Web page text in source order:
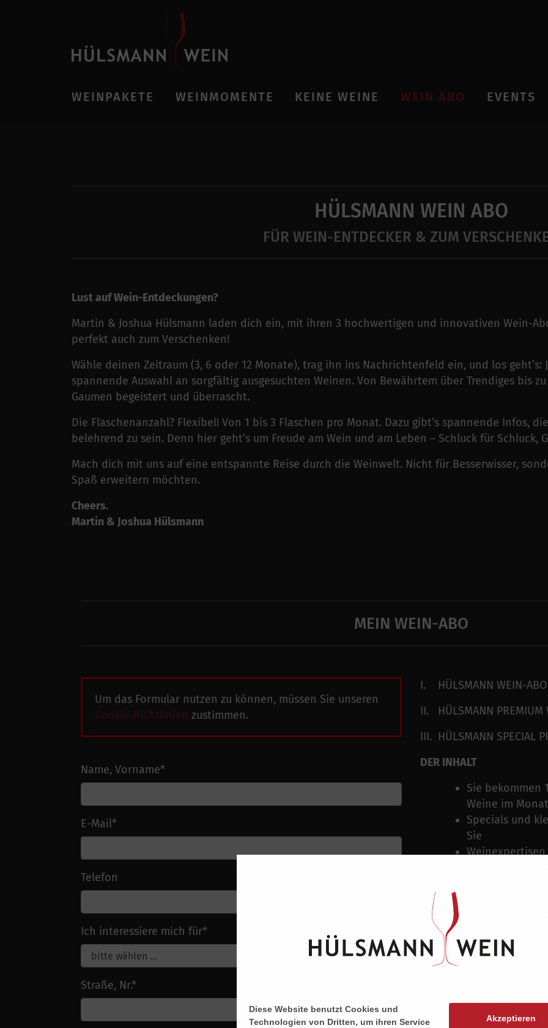
WEINPAKETE WEINMOMENTE KEINE WEINE WEIN ABO EVENTS
HÜLSMANN WEIN ABO
FÜR WEIN-ENTDECKER & ZUM
Lust auf Wein-Entdeckungen?
Martin & Joshua Hülsmann laden dich ein, mit ihren 3 hochwertigen und innovativen Wein-
perfekt auch zum Verschenken!
Wähle deinen Zeitraum (3, 6 oder 12 Monate), trag ihn ins Nachrichtenfeld ein, und los
spannende Auswahl an sorgfältig ausgesuchten Weinen. Von Bewährtem über Trendiges bis
Gaumen begeistert und überrascht.
Die Flaschenanzahl? Flexibel! Von 1 bis 3 Flaschen pro Monat. Dazu gibt’s spannende Infos,
belehrend zu sein. Denn hier geht’s um Freude am Wein und am Leben – Schluck für Schluck,
Mach dich mit uns auf eine entspannte Reise durch die Weinwelt. Nicht für Besserwisser,
Spaß erweitern möchten.
Cheers.
Martin & Joshua Hülsmann
MEIN WEIN-ABO
I. HÜLSMANN WEIN-
II. HÜLSMANN PREMIUM
III. HÜLSMANN SPECIAL
DER INHALT
Sie bekommen
Weine im Monat
Specials und
Sie
10% Rabatt in
10% Rabatt
Keine
Kündigung an
Versandkosten
Um das Formular nutzen zu können, müssen Sie unseren
Cookie-Richtlinien zustimmen.
Name, Vorname*
E-Mail*
Telefon
Ich interessiere mich für*
Straße, Nr.*
Diese Website benutzt Cookies und
Technologien von Dritten, um ihren Service
Akzeptieren